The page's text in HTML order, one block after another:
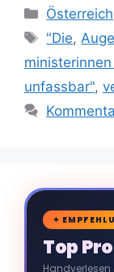
Kategorien
Österreich
"Die,
unfassbar",
✦
Top